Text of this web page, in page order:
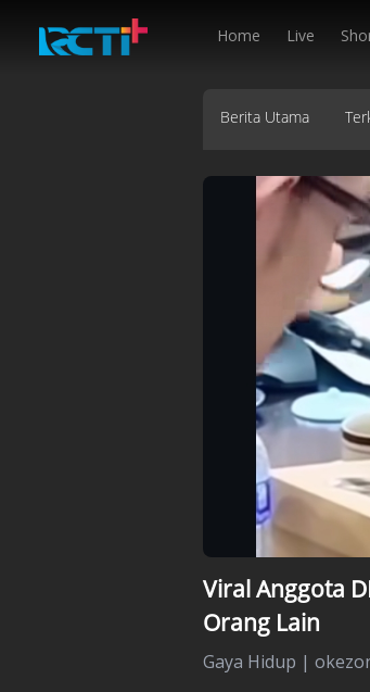
Home Live
Berita Utama
Viral Anggota
Orang Lain
Gaya Hidup |